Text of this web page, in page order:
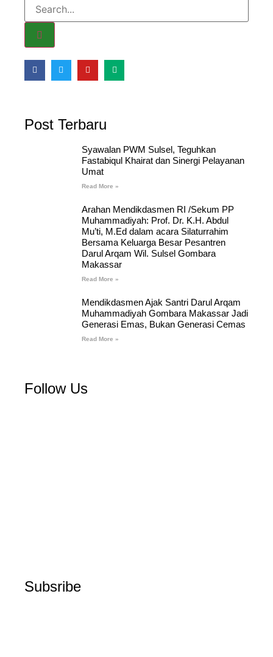
Post Terbaru
Syawalan PWM Sulsel, Teguhkan
Fastabiqul Khairat dan Sinergi Pelayanan
Umat
Read More »
Arahan Mendikdasmen RI /Sekum PP
Muhammadiyah: Prof. Dr. K.H. Abdul
Mu’ti, M.Ed dalam acara Silaturrahim
Bersama Keluarga Besar Pesantren
Darul Arqam Wil. Sulsel Gombara
Makassar
Read More »
Mendikdasmen Ajak Santri Darul Arqam
Muhammadiyah Gombara Makassar Jadi
Generasi Emas, Bukan Generasi Cemas
Read More »
Follow Us
Subsribe